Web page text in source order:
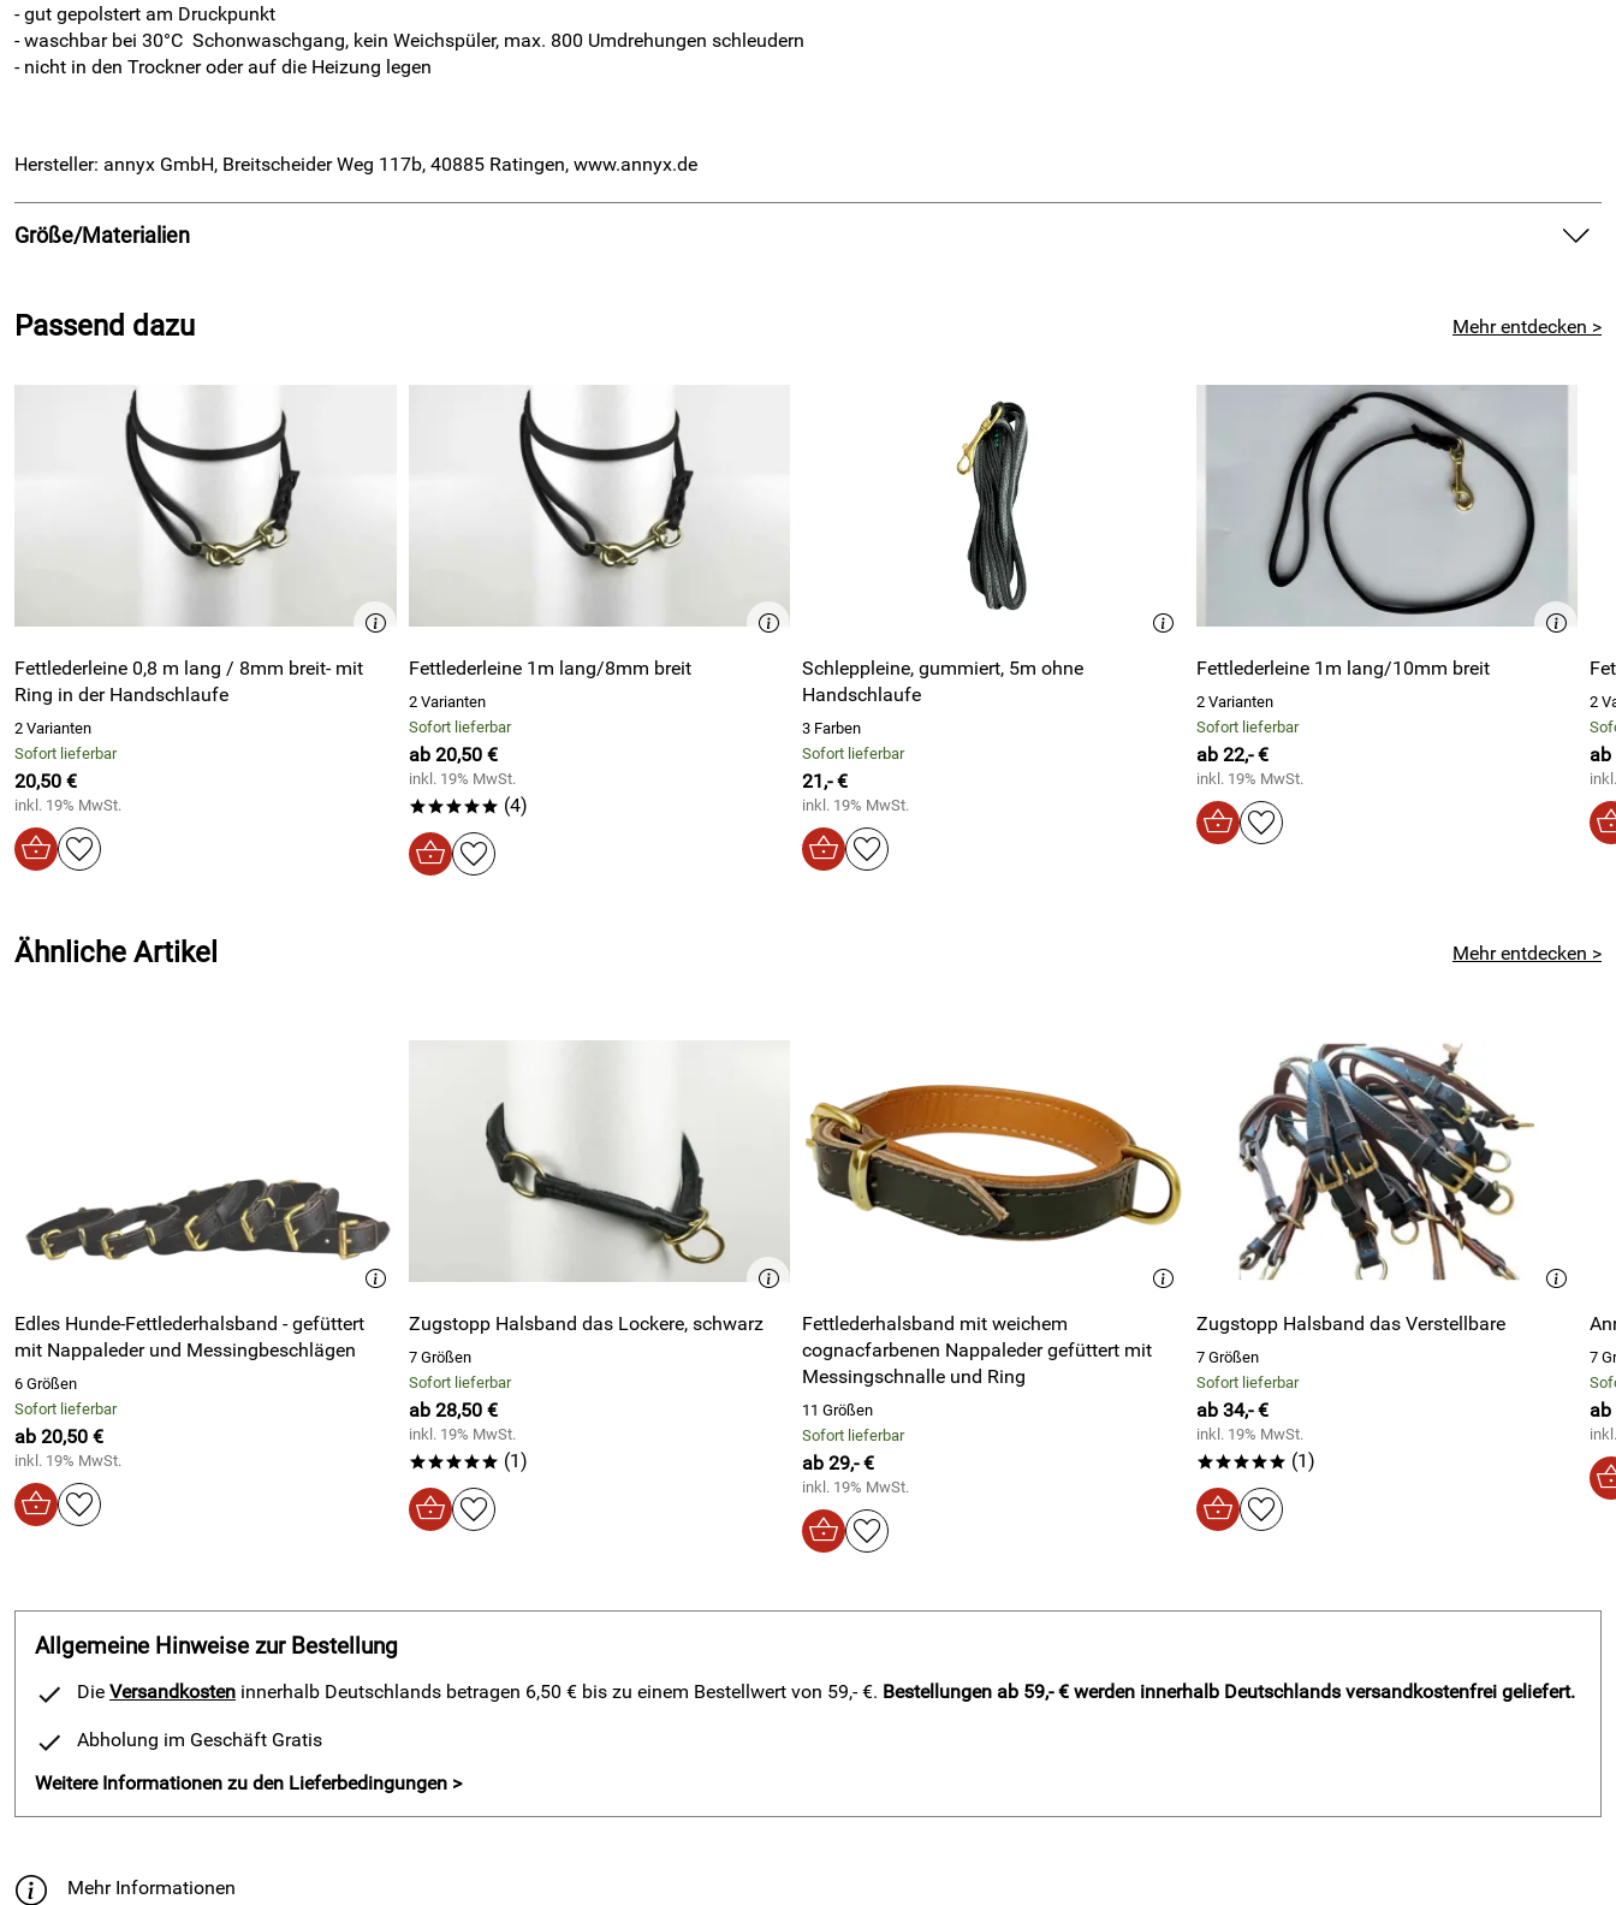
- gut gepolstert am Druckpunkt
- waschbar bei 30°C Schonwaschgang, kein Weichspüler, max. 800 Umdrehungen schleudern
- nicht in den Trockner oder auf die Heizung legen
Hersteller: annyx GmbH, Breitscheider Weg 117b, 40885 Ratingen, www.annyx.de
Größe/Materialien
22 - 36
26 - 40 9 - 19
30 - 48 62 - 74 18 - 30
XL 48 - 70 78 - 96 38,5 35 - 50
- Material: Cordura (Polyamid)
- gut gepolstert am Druckpunkt
- waschbar bei 30°C Schonwaschgang, kein Weichspüler, max. 800 Umdrehungen schleudern
- nicht in den Trockner oder auf die Heizung legen
Passend dazu Mehr entdecken >
Fettlederleine 0,8 m lang / 8mm breit- mit
Ring in der Handschlaufe
2 Varianten
Sofort lieferbar
20,50 €
inkl. 19% MwSt.
Fettlederleine 1m lang/8mm breit
2 Varianten
Sofort lieferbar
ab 20,50 €
inkl. 19% MwSt.
***** (4)
Schleppleine, gummiert, 5m ohne
Handschlaufe
3 Farben
Sofort lieferbar
21,- €
inkl. 19% MwSt.
Fettlederleine 1m lang/10mm breit
2 Varianten
Sofort lieferbar
ab 22,- €
inkl. 19% MwSt.
2
ab
Ähnliche Artikel Mehr entdecken >
Edles Hunde-Fettlederhalsband - gefüttert
mit Nappaleder und Messingbeschlägen
6 Größen
Sofort lieferbar
ab 20,50 €
inkl. 19% MwSt.
Zugstopp Halsband das Lockere, schwarz
7 Größen
Sofort lieferbar
ab 28,50 €
inkl. 19% MwSt.
***** (1)
Fettlederhalsband mit weichem
cognacfarbenen Nappaleder gefüttert mit
Messingschnalle und Ring
11 Größen
Sofort lieferbar
ab 29,- €
inkl. 19% MwSt.
Zugstopp Halsband das Verstellbare
7 Größen
Sofort lieferbar
ab 34,- €
inkl. 19% MwSt.
***** (1)
7
ab
Allgemeine Hinweise zur Bestellung
Die Versandkosten innerhalb Deutschlands betragen 6,50 € bis zu einem Bestellwert von 59,- €. Bestellungen ab 59,- € werden innerhalb Deutschlands versandkostenfrei geliefert.
Abholung im Geschäft Gratis
Weitere Informationen zu den Lieferbedingungen >
Mehr Informationen